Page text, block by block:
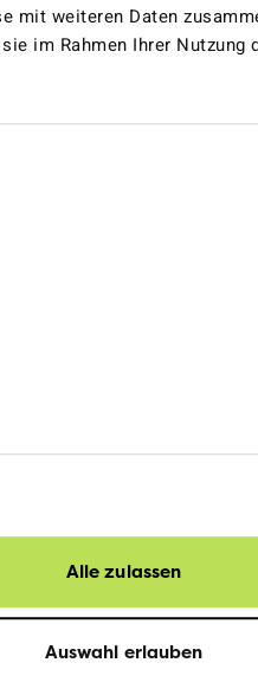
mit weiteren Daten
im Rahmen Ihrer Nutzung
Alle zulassen
Auswahl erlauben
werden